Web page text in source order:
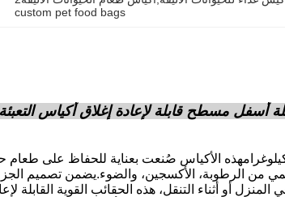
custom pet food bags
أسفل مسطح قابلة لإعادة إغلاق أكياس التعبئة
لكم أمتعتنا المعدنية ذات الوزن المخصص 2.5 كيلوغرامهذه الأكياس صُنعت بعناية
من الرطوبة، الأكسجين، والضوء.يضمن تصميم
أو أثناء التنقل، هذه الحقائب القوية القابلة